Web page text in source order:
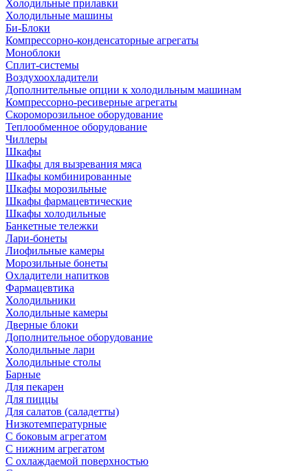
Холодильные прилавки
Холодильные машины
Би-Блоки
Компрессорно-конденсаторные агрегаты
Моноблоки
Сплит-системы
Воздухоохладители
Дополнительные опции к холодильным машинам
Компрессорно-ресиверные агрегаты
Скороморозильное оборудование
Теплообменное оборудование
Чиллеры
Шкафы
Шкафы для вызревания мяса
Шкафы комбинированные
Шкафы морозильные
Шкафы фармацевтические
Шкафы холодильные
Банкетные тележки
Лари-бонеты
Лиофильные камеры
Морозильные бонеты
Охладители напитков
Фармацевтика
Холодильники
Холодильные камеры
Дверные блоки
Дополнительное оборудование
Холодильные лари
Холодильные столы
Барные
Для пекарен
Для пиццы
Для салатов (саладетты)
Низкотемпературные
С боковым агрегатом
С нижним агрегатом
С охлаждаемой поверхностью